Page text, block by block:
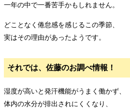
一年の中で一番苦手かもしれません。
どことなく倦怠感を感じるこの季節、
実はその理由があったようです。
それでは、佐藤のお調べ情報！
湿度が高いと発汗機能がうまく働かず、
体内の水分が排出されにくくなり、